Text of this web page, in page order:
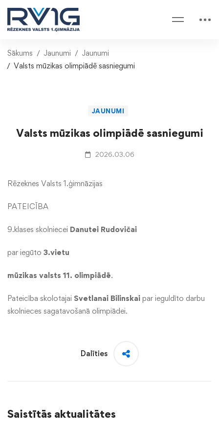
Sākums Jaunumi
Jaunumi
Valsts mūzikas olimpiādē sasniegumi
JAUNUMI
Valsts mūzikas olimpiādē sasniegumi
2026.03.06
Rēzeknes Valsts 1.ģimnāzijas
PATEICĪBA
9.klases skolniecei Danutei Rudovičai
par iegūto 3.vietu
mūzikas valsts 11. olimpiādē.
Pateicība skolotajai Svetlanai Bilinskai par ieguldīto darbu
skolnieces sagatavošanā olimpiādei.
Dalīties
Saistītās aktualitātes